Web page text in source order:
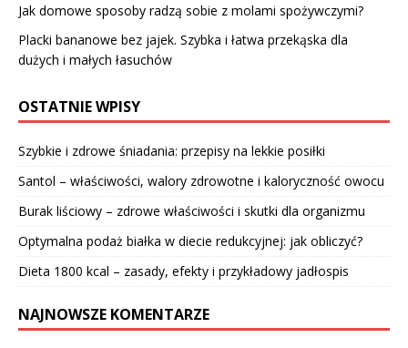
Jak domowe sposoby radzą sobie z molami spożywczymi?
Placki bananowe bez jajek. Szybka i łatwa przekąska dla
dużych i małych łasuchów
OSTATNIE WPISY
Szybkie i zdrowe śniadania: przepisy na lekkie posiłki
Santol – właściwości, walory zdrowotne i kaloryczność owocu
Burak liściowy – zdrowe właściwości i skutki dla organizmu
Optymalna podaż białka w diecie redukcyjnej: jak obliczyć?
Dieta 1800 kcal – zasady, efekty i przykładowy jadłospis
NAJNOWSZE KOMENTARZE